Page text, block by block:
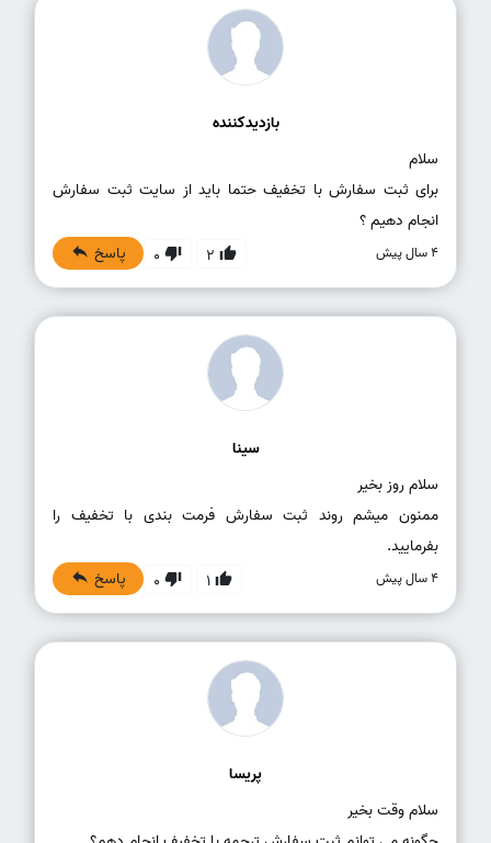
بازدیدکننده
برای ثبت سفارش با تخفیف حتما باید از سایت ثبت سفارش
انجام دهیم ؟
4 سال پیش 2
0 پاسخ
سینا
ممنون میشم روند ثبت سفارش فرمت بندی با تخفیف را
بفرمایید.
4 سال پیش 1
0 پاسخ
پریسا